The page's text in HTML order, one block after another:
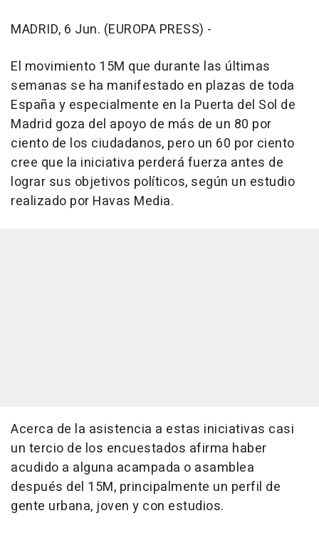
MADRID, 6 Jun. (EUROPA PRESS) -
El movimiento 15M que durante las últimas
semanas se ha manifestado en plazas de toda
España y especialmente en la Puerta del Sol de
Madrid goza del apoyo de más de un 80 por
ciento de los ciudadanos, pero un 60 por ciento
cree que la iniciativa perderá fuerza antes de
lograr sus objetivos políticos, según un estudio
realizado por Havas Media.
Acerca de la asistencia a estas iniciativas casi
un tercio de los encuestados afirma haber
acudido a alguna acampada o asamblea
después del 15M, principalmente un perfil de
gente urbana, joven y con estudios.